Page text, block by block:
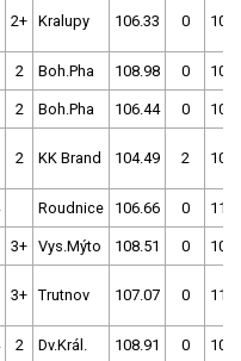
2+ Kralupy 106.33 0
2 Boh.Pha 108.98 0
2 Boh.Pha 106.44 0
2 KK Brand 104.49 2
Roudnice 106.66 0
3+ Vys.Mýto 108.51 0
3+ Trutnov 107.07 0
2 Dv.Král. 108.91 0